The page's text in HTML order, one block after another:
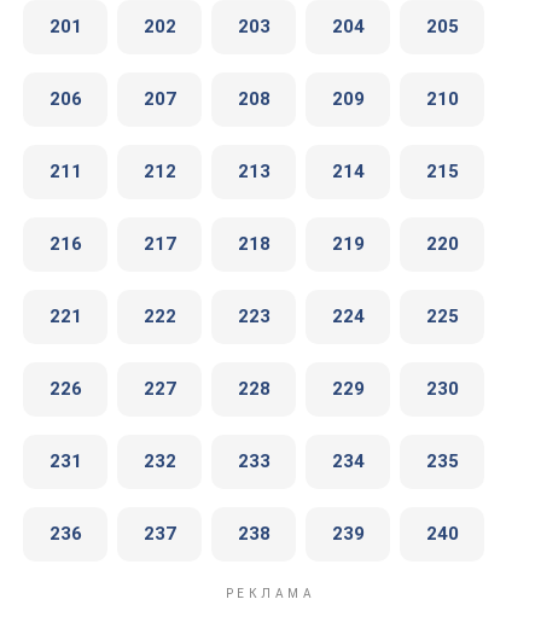
201 202 203 204 205
206 207 208 209 210
211 212 213 214 215
216 217 218 219 220
221 222 223 224 225
226 227 228 229 230
231 232 233 234 235
236 237 238 239 240